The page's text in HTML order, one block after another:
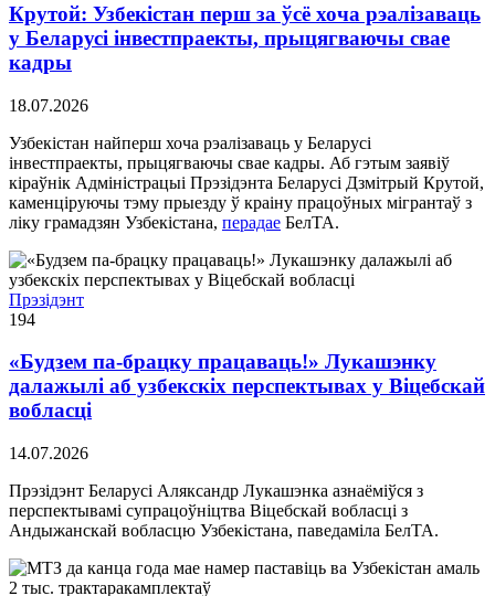
Крутой: Узбекістан перш за ўсё хоча рэалізаваць
у Беларусі інвестпраекты, прыцягваючы свае
кадры
18.07.2026
Узбекістан найперш хоча рэалізаваць у Беларусі
інвестпраекты, прыцягваючы свае кадры. Аб гэтым заявіў
кіраўнік Адміністрацыі Прэзідэнта Беларусі Дзмітрый Крутой,
каменціруючы тэму прыезду ў краіну працоўных мігрантаў з
ліку грамадзян Узбекістана, перадае БелТА.
Прэзідэнт
194
«Будзем па-брацку працаваць!» Лукашэнку
далажылі аб узбекскіх перспектывах у Віцебскай
вобласці
14.07.2026
Прэзідэнт Беларусі Аляксандр Лукашэнка азнаёміўся з
перспектывамі супрацоўніцтва Віцебскай вобласці з
Андыжанскай вобласцю Узбекістана, паведаміла БелТА.